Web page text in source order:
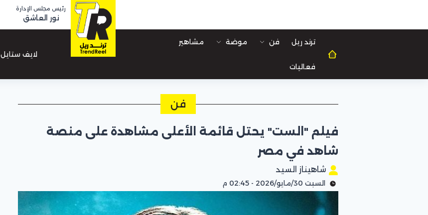
رئيس مجلس الإدارة
نور العاشق
ترند ريل فن موضة مشاهير
فعاليات
لايف ستايل
فن
فيلم "الست" يحتل قائمة الأعلى مشاهدة على منصة
شاهد في مصر
شاهيناز السيد
السبت 30/مايو/2026 - 02:45 م